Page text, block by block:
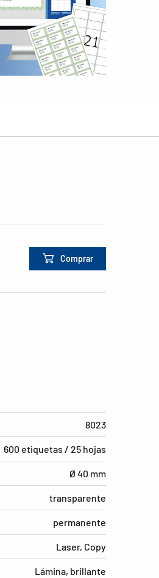
Comprar
8023
600 etiquetas / 25 hojas
Ø 40 mm
transparente
permanente
Laser, Copy
Lámina, brillante